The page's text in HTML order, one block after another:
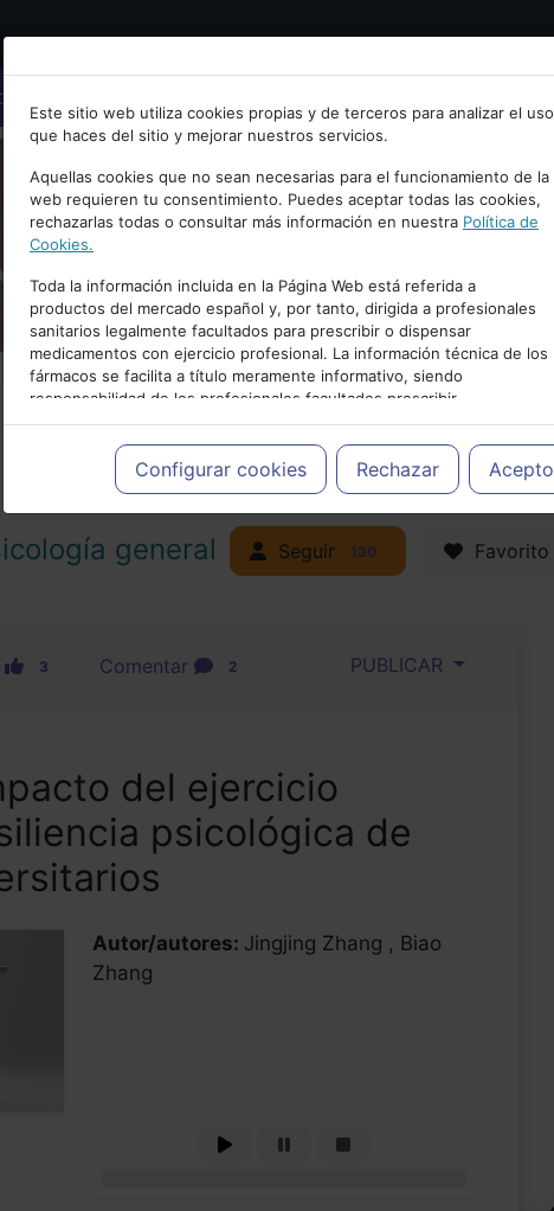
Bienvenid@ a psiquiatria.com
Escribe tu Email
Accede o regístrate con tu email.
Cancelar
Este sitio web utiliza cookies propias y de terceros para analizar el uso
que haces del sitio y mejorar nuestros servicios.
Aquellas cookies que no sean necesarias para el funcionamiento de la
web requieren tu consentimiento. Puedes aceptar todas las cookies,
rechazarlas todas o consultar más información en nuestra Política de
Cookies.
Toda la información incluida en la Página Web está referida a
productos del mercado español y, por tanto, dirigida a profesionales
sanitarios legalmente facultados para prescribir o dispensar
medicamentos con ejercicio profesional. La información técnica de los
fármacos se facilita a título meramente informativo, siendo
responsabilidad de los profesionales facultados prescribir
medicamentos y decidir, en cada caso concreto, el tratamiento más
adecuado a las necesidades del paciente.
Configurar cookies Rechazar Acepto
PUBLICIDAD
general Seguir 130 Favorito
3 Comentar 2 PUBLICAR
del ejercicio
psicológica de
Autor/autores: Jingjing Zhang , Biao
Zhang